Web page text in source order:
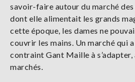
savoir-faire autour du marché
dont elle alimentait les grands
cette époque, les dames ne
couvrir les mains. Un marché qui
contraint Gant Maille à s’adapter,
marchés.